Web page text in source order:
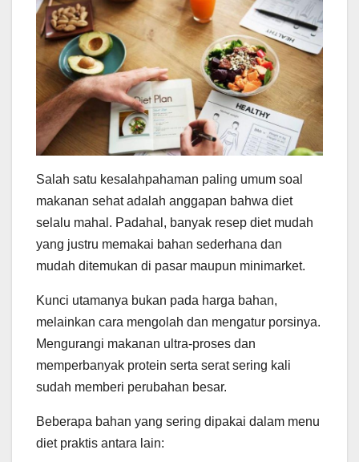
Salah satu kesalahpahaman paling umum soal
makanan sehat adalah anggapan bahwa diet
selalu mahal. Padahal, banyak resep diet mudah
yang justru memakai bahan sederhana dan
mudah ditemukan di pasar maupun minimarket.
Kunci utamanya bukan pada harga bahan,
melainkan cara mengolah dan mengatur porsinya.
Mengurangi makanan ultra-proses dan
memperbanyak protein serta serat sering kali
sudah memberi perubahan besar.
Beberapa bahan yang sering dipakai dalam menu
diet praktis antara lain: